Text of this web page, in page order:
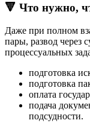
🔻 Что нужно,
Даже при полном
пары, развод через
процессуальных
подготовка
подготовка
оплата
подача
подсудности.